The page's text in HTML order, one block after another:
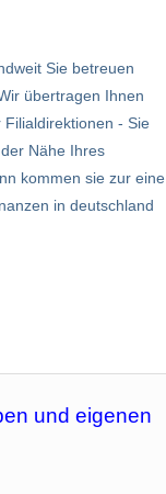
Sie betreuen
übertragen Ihnen
- Sie
Nähe Ihres
kommen sie zur eine
in deutschland
und eigenen